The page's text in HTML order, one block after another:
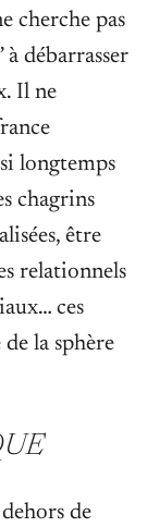
cherche pas
à débarrasser
Il ne
longtemps
chagrins
être
relationnels
ces
la sphère
de